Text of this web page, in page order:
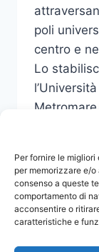
Per fornire le
per memorizzare e/
consenso a queste
comportamento di
acconsentire o
caratteristiche e
poli
centro e
Lo
dal
LEGGI DI PIÙ